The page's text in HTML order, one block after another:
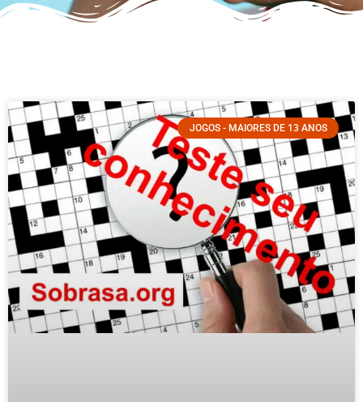
JOGOS - MAIORES DE 13 ANOS